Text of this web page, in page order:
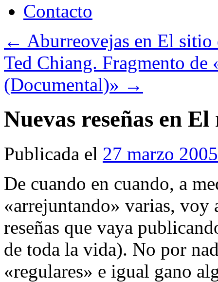
Contacto
← Aburreovejas en El
Ted Chiang. Fragmento de
(Documental)» →
Nuevas reseñas en
Publicada el 27 marzo 2005
De cuando en cuando, a
«arrejuntando» varias, voy
reseñas que vaya
de toda la vida). No por
«regulares» e igual gano